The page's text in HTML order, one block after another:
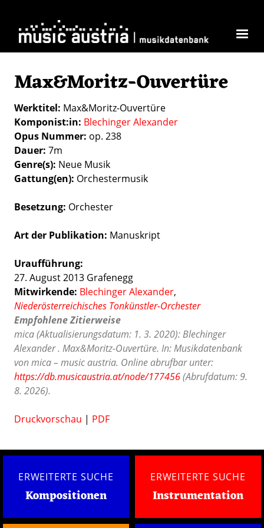
Max&Moritz-Ouvertüre
Werktitel Max&Moritz-Ouvertüre
Komponist:in Blechinger Alexander
Opus Nummer op. 238
Dauer 7m
Genre(s) Neue Musik
Gattung(en) Orchestermusik
Besetzung Orchester
Art der Publikation Manuskript
Uraufführung:
27. August 2013 Grafenegg
Mitwirkende: Blechinger Alexander,
Niederösterreichisches Tonkünstler-Orchester
Empfohlene Zitierweise
mica (Aktualisierungsdatum: 1. 3. 2020): Blechinger
Alexander . Max&Moritz-Ouvertüre. In: Musikdatenbank
von mica – music austria. Online abrufbar unter:
https://db.musicaustria.at/node/177456(Abrufdatum: 9.
8. 2026).
Druckvorschau | PDF
ERWEITERTE SUCHE
Kompositionen
ERWEITERTE SUCHE
Instrumentation